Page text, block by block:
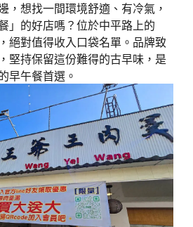
，想找一間環境舒適、有冷氣，
」的好店嗎？位於中平路上的
絕對值得收入口袋名單。品牌致
堅持保留這份難得的古早味，是
早午餐首選。